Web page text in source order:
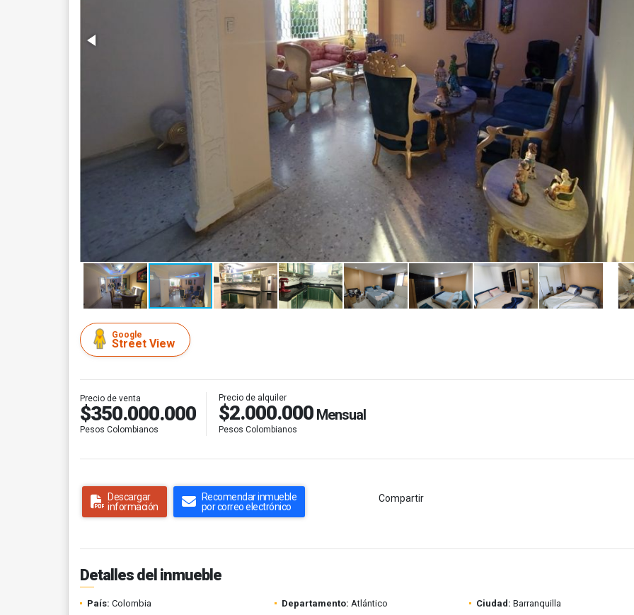
Google
Street View
Precio de venta
$350.000.000
Pesos Colombianos
Precio de alquiler
$2.000.000 Mensual
Pesos Colombianos
Descargar
información
Recomendar inmueble
por correo electrónico
Compartir
Detalles del inmueble
País: Colombia Departamento: Atlántico Ciudad: Barranquilla